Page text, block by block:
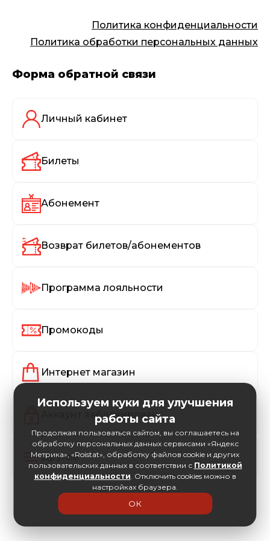
Политика конфиденциальности
Политика обработки персональных данных
Форма обратной связи
Личный кабинет
Билеты
Абонемент
Возврат билетов/абонементов
Программа лояльности
Промокоды
Интернет магазин
Аккаунт заблокирован
Другое
Используем куки для улучшения
работы сайта
Продолжая пользоваться сайтом, вы соглашаетесь на
обработку персональных данных сервисами «Яндекс
Метрика», «Roistat», обработку файлов cookie и других
пользовательских данных в соответствии с Политикой
конфиденциальности. Отключить cookies можно в
настройках браузера.
ОК